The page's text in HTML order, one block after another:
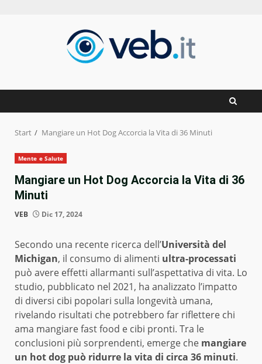
Start Mangiare un Hot Dog Accorcia la Vita di 36 Minuti
Mente e Salute
Mangiare un Hot Dog Accorcia la Vita di 36
Minuti
VEB Dic 17, 2024
Secondo una recente ricerca dell’Università del
Michigan, il consumo di alimenti ultra-processati
può avere effetti allarmanti sull’aspettativa di vita. Lo
studio, pubblicato nel 2021, ha analizzato l’impatto
di diversi cibi popolari sulla longevità umana,
rivelando risultati che potrebbero far riflettere chi
ama mangiare fast food e cibi pronti. Tra le
conclusioni più sorprendenti, emerge che mangiare
un hot dog può ridurre la vita di circa 36 minuti.